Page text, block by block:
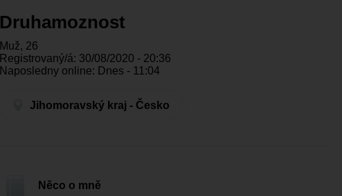
Druhamoznost
Muž, 26
Registrovaný/á: 30/08/2020 - 20:36
Naposledny online: Dnes - 11:04
Jihomoravský kraj - Česko
Něco o mně